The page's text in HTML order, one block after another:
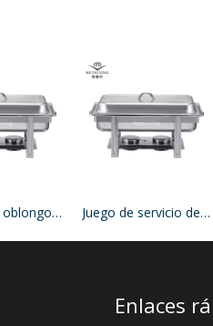
Calentador oblongo de acero inoxidable de 9 litros como calentador de comida para fiestas Juego de servicio de buffet oblongo de 9 litros
Enlaces